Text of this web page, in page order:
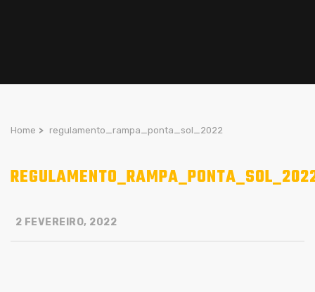
Home > regulamento_rampa_ponta_sol_2022
2 FEVEREIRO, 2022